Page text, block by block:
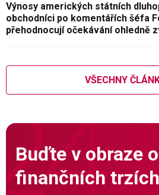
Výnosy amerických státních
obchodníci po komentářích šéfa
přehodnocují očekávání ohledně
VŠECHNY
Buďte v obraze
finančních trzích